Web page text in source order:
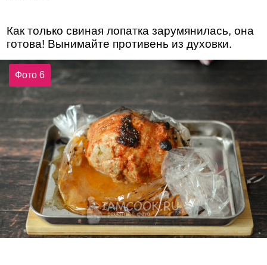
Как только свиная лопатка зарумянилась, она
готова! Вынимайте противень из духовки.
Фото 6